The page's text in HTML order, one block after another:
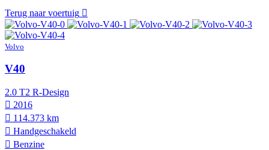
Terug naar voertuig
Volvo
V40
2.0 T2 R-Design
2016
114.373 km
Hand­geschakeld
Benzine